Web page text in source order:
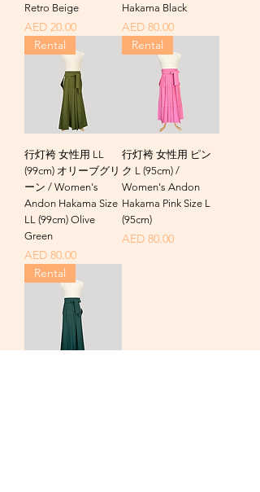
Retro Beige
価格
AED 20.00
Hakama Black
価格
AED 80.00
Rental
行灯袴 女性用 LL
(99cm) オリーブグリ
ーン / Women's
Andon Hakama Size
LL (99cm) Olive
Green
価格
AED 80.00
Rental
行灯袴 女性用 ピン
ク L (95cm) /
Women's Andon
Hakama Pink Size L
(95cm)
価格
AED 80.00
Rental